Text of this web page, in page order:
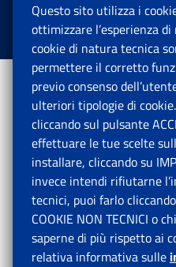
Istituto
Tutti i diritti
Questo sito utilizza i
ottimizzare l’esperienza
cookie di natura tecnica
permettere il corretto
previo consenso
ulteriori tipologie di
cliccando sul pulsante
effettuare le tue scelte
installare, cliccando su
invece intendi rifiutarne
tecnici, puoi farlo
COOKIE NON TECNICI o
saperne di più rispetto ai
relativa informativa sulle